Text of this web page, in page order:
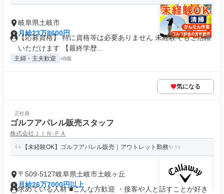
岐阜県土岐市
月給23万8600円
【応募資格】 特に資格等は必要ありません 未経験でもご活躍
いただけます 【最終学歴...
主婦・主夫歓迎 +8個
気になる
正社員
ゴルフアパレル販売スタッフ
株式会社ＪＩＮ‐ＰＡ
【未経験OK】ゴルフアパレル販売｜アウトレット勤務✨
〒509-5127岐阜県土岐市土岐ヶ丘
月給26万7000円以上
求めている人材 ■こんな方歓迎 ・接客や人と話すことが好き